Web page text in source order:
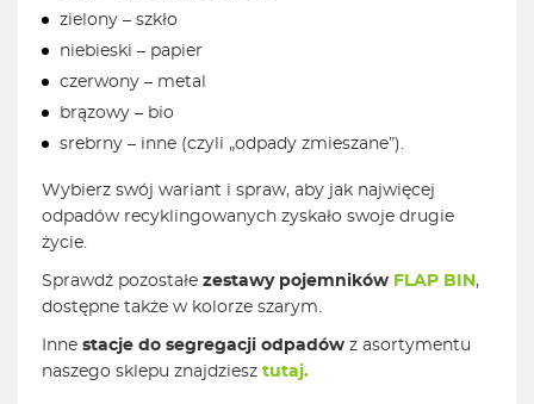
zielony – szkło
niebieski – papier
czerwony – metal
brązowy – bio
srebrny – inne (czyli „odpady zmieszane”).
Wybierz swój wariant i spraw, aby jak najwięcej
odpadów recyklingowanych zyskało swoje drugie
życie.
Sprawdź pozostałe zestawy pojemników FLAP BIN ,
dostępne także w kolorze szarym.
Inne stacje do segregacji odpadów z asortymentu
naszego sklepu znajdziesz tutaj.